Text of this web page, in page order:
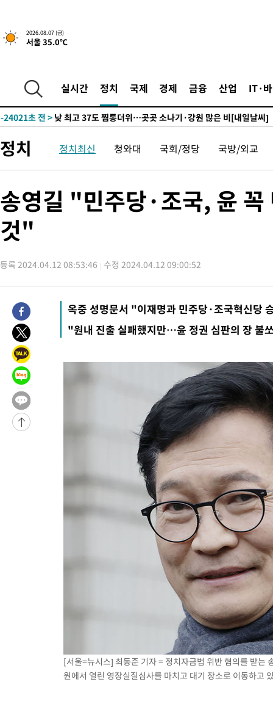
2026.08.07 (금)
서울 35.0℃
실시간 정치 국제 경제 금융 산업 IT·
29분 전 >민주 콩고 에볼라환자 4천명 돌파, 4053명 발생 1850명 사망
-26087초 전 >
[속보]이 대통령, '호우피해' 안동·의성 관할 4개 면 특별재난
-26050초 전 >
갈 수도
-24021초 전 > 낮 최고 37도 찜통더위…곳곳 소나기·강원 많은 비[내일날씨]
응"
-19183초 전 >
여자배구 이재영·이다영 자매, 아제르바이잔 투란VC 입단
-18436초 전 >외국인 심판 성 접대 7경기 들여다보니…한국 축구 '5승 2무'
-18123초 전 >[속보]코스피, 6200선 약보합…0.60% 내린 6258.77에 마쳐
-18103초 전 >
-17992초 전 >
-13955초 전 >외신들도 주목한 韓축구 파문…"국민적 공분에 수사 재개"
-13926초 전 >11시간 압수수색에 성접대 파문까지…'쑥대밭' 된 축구협회
-12948초 전 >
[속보]규제합리화위원회 부위원장에 김태유 서울대 공대 교
병태 후임
-9306초 전 >
[속보]국힘 윤리위, '돌려차기 발언' 진종오·서범수 징계 절차
-4631초 전 >
[속보] 7월 중국 수출 23.9%↑ 수입 27.5%↑…무역총액
-1791초 전 >
-1657초 전 >
[속보]종합특검, '관저이전 봐주기 감사' 유병호 구속기소
29분 전 >
민주 콩고 에볼라환자 4천명 돌파, 4053명 발생 1850명 사망
-26123초 전 >
"낮 기온 소폭 하락"…수도권 폭염중대경보, 폭염경보로 하향
-26087초 전 >
[속보]이 대통령, '호우피해' 안동·의성 관할 4개 면 특별재난
[단독]중수청 지원 검사들, 정원 초과 시 낮은 계급 임용…희망
낮 최고 37도 찜통더위…곳곳 소나기·강원 많은 비[내일날씨]
SK하이닉스, 용인·청주 팹에 54조 투자…"AI 메모리 수요 선
여자배구 이재영·이다영 자매, 아제르바이잔 투란VC 입단
외국인 심판 성 접대 7경기 들여다보니…한국 축구 '5승 2무'
[속보]코스닥, 2.86포인트(0.36%) 내린 798.81마감
[속보]코스피, 6200선 약보합…0.60% 내린 6258.77에 마쳐
[속보]원·달러 환율, 7.7원 내린 1416.1원 마감
[속보] 노원서 40.1도 관측…서울, 2018년 이후 첫 40도
[속보]종합특검, '계엄 수용공간 확보' 신용해 前교정본부장
외신들도 주목한 韓축구 파문…"국민적 공분에 수사 재개"
11시간 압수수색에 성접대 파문까지…'쑥대밭' 된 축구협회
[속보]규제합리화위원회 부위원장에 김태유 서울대 공대 교
[속보]국힘 윤리위, '돌려차기 발언' 진종오·서범수 징계 절차
[속보] 7월 중국 수출 23.9%↑ 수입 27.5%↑…무역총액
정치 정치최신 청와대 국회/정당 국방/외교
송영길 "민주당·조국, 윤
것"
등록 2024.04.12 08:53:46 수정 2024.04.12 09:00:52
옥중 성명문서 "이재명과 민주당·조국혁신당
"원내 진출 실패했지만…윤 정권 심판의 장 불
[서울=뉴시스] 최동준 기자 = 정치자금법 위반 혐의를 받는
원에서 열린 영장실질심사를 마치고 대기 장소로 이동하고